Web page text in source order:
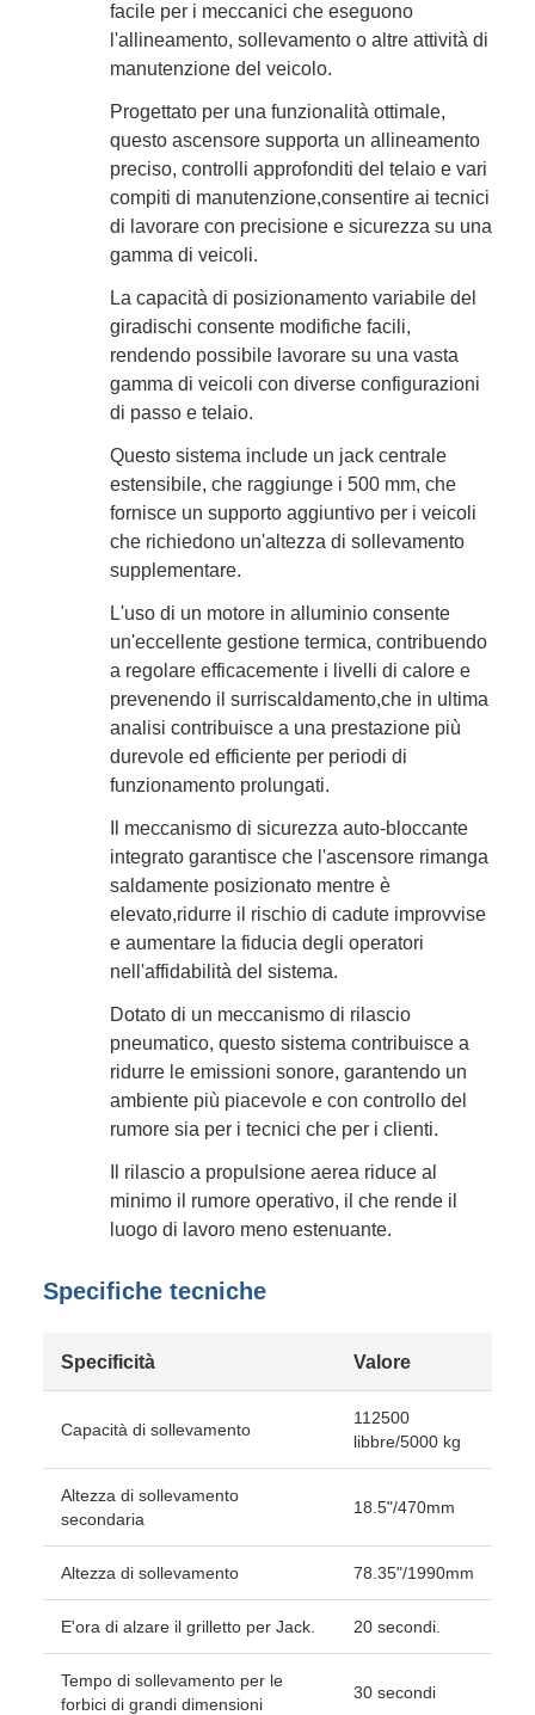
facile per i meccanici che eseguono
l'allineamento, sollevamento o altre attività di
manutenzione del veicolo.
Progettato per una funzionalità ottimale,
questo ascensore supporta un allineamento
preciso, controlli approfonditi del telaio e vari
compiti di manutenzione,consentire ai tecnici
di lavorare con precisione e sicurezza su una
gamma di veicoli.
La capacità di posizionamento variabile del
giradischi consente modifiche facili,
rendendo possibile lavorare su una vasta
gamma di veicoli con diverse configurazioni
di passo e telaio.
Questo sistema include un jack centrale
estensibile, che raggiunge i 500 mm, che
fornisce un supporto aggiuntivo per i veicoli
che richiedono un'altezza di sollevamento
supplementare.
L'uso di un motore in alluminio consente
un'eccellente gestione termica, contribuendo
a regolare efficacemente i livelli di calore e
prevenendo il surriscaldamento,che in ultima
analisi contribuisce a una prestazione più
durevole ed efficiente per periodi di
funzionamento prolungati.
Il meccanismo di sicurezza auto-bloccante
integrato garantisce che l'ascensore rimanga
saldamente posizionato mentre è
elevato,ridurre il rischio di cadute improvvise
e aumentare la fiducia degli operatori
nell'affidabilità del sistema.
Dotato di un meccanismo di rilascio
pneumatico, questo sistema contribuisce a
ridurre le emissioni sonore, garantendo un
ambiente più piacevole e con controllo del
rumore sia per i tecnici che per i clienti.
Il rilascio a propulsione aerea riduce al
minimo il rumore operativo, il che rende il
luogo di lavoro meno estenuante.
Specifiche tecniche
Specificità Valore
Capacità di sollevamento
112500
libbre/5000 kg
Altezza di sollevamento
secondaria
18.5"/470mm
Altezza di sollevamento 78.35"/1990mm
E'ora di alzare il grilletto per Jack. 20 secondi.
Tempo di sollevamento per le
forbici di grandi dimensioni
30 secondi